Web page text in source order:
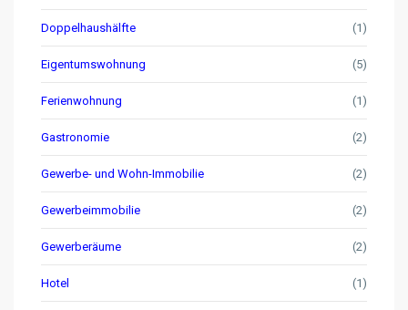
Doppelhaushälfte (1)
Eigentumswohnung (5)
Ferienwohnung (1)
Gastronomie (2)
Gewerbe- und Wohn-Immobilie (2)
Gewerbeimmobilie (2)
Gewerberäume (2)
Hotel (1)